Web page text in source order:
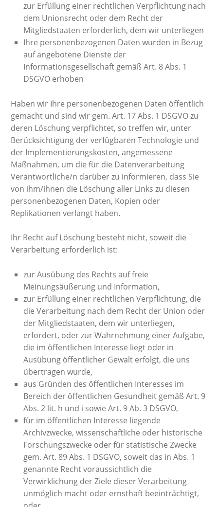
zur Erfüllung einer rechtlichen Verpflichtung nach
dem Unionsrecht oder dem Recht der
Mitgliedstaaten erforderlich, dem wir unterliegen
Ihre personenbezogenen Daten wurden in Bezug
auf angebotene Dienste der
Informationsgesellschaft gemäß Art. 8 Abs. 1
DSGVO erhoben
Haben wir Ihre personenbezogenen Daten öffentlich
gemacht und sind wir gem. Art. 17 Abs. 1 DSGVO zu
deren Löschung verpflichtet, so treffen wir, unter
Berücksichtigung der verfügbaren Technologie und
der Implementierungskosten, angemessene
Maßnahmen, um die für die Datenverarbeitung
Verantwortliche/n darüber zu informieren, dass Sie
von ihm/ihnen die Löschung aller Links zu diesen
personenbezogenen Daten, Kopien oder
Replikationen verlangt haben.
Ihr Recht auf Löschung besteht nicht, soweit die
Verarbeitung erforderlich ist:
zur Ausübung des Rechts auf freie
Meinungsäußerung und Information,
zur Erfüllung einer rechtlichen Verpflichtung, die
die Verarbeitung nach dem Recht der Union oder
der Mitgliedstaaten, dem wir unterliegen,
erfordert, oder zur Wahrnehmung einer Aufgabe,
die im öffentlichen Interesse liegt oder in
Ausübung öffentlicher Gewalt erfolgt, die uns
übertragen wurde,
aus Gründen des öffentlichen Interesses im
Bereich der öffentlichen Gesundheit gemäß Art. 9
Abs. 2 lit. h und i sowie Art. 9 Ab. 3 DSGVO,
für im öffentlichen Interesse liegende
Archivzwecke, wissenschaftliche oder historische
Forschungszwecke oder für statistische Zwecke
gem. Art. 89 Abs. 1 DSGVO, soweit das in Abs. 1
genannte Recht voraussichtlich die
Verwirklichung der Ziele dieser Verarbeitung
unmöglich macht oder ernsthaft beeinträchtigt,